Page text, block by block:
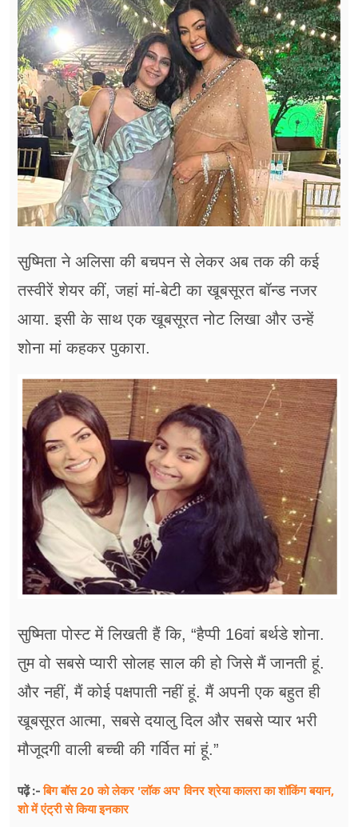
सुष्मिता ने अलिसा की बचपन से लेकर अब तक की कई
तस्वीरें शेयर कीं, जहां मां-बेटी का खूबसूरत बॉन्ड नजर
आया. इसी के साथ एक खूबसूरत नोट लिखा और उन्हें
शोना मां कहकर पुकारा.
सुष्मिता पोस्ट में लिखती हैं कि, “हैप्पी 16वां बर्थडे शोना.
तुम वो सबसे प्यारी सोलह साल की हो जिसे मैं जानती हूं.
और नहीं, मैं कोई पक्षपाती नहीं हूं. मैं अपनी एक बहुत ही
खूबसूरत आत्मा, सबसे दयालु दिल और सबसे प्यार भरी
मौजूदगी वाली बच्ची की गर्वित मां हूं.”
पढ़ें :-बिग बॉस 20 को लेकर 'लॉक अप' विनर श्रेया कालरा का शॉकिंग बयान,
शो में एंट्री से किया इनकार